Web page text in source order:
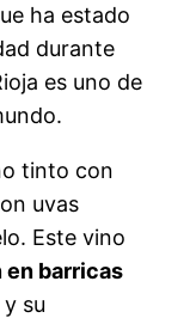
ha estado
durante
es uno de
tinto con
uvas
Este vino
barricas
y su